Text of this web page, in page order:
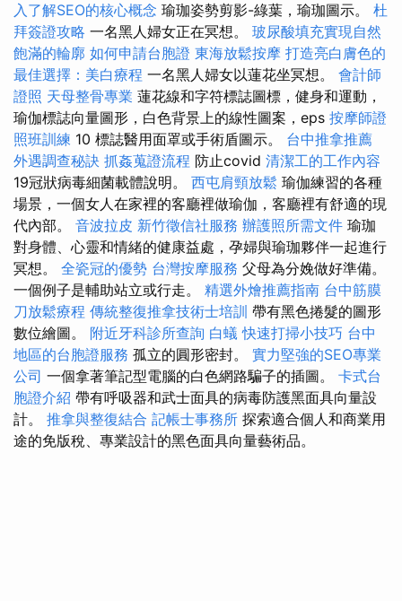
入了解SEO的核心概念 瑜珈姿勢剪影-綠葉，瑜珈圖示。 杜
拜簽證攻略 一名黑人婦女正在冥想。 玻尿酸填充實現自然
飽滿的輪廓 如何申請台胞證 東海放鬆按摩 打造亮白膚色的
最佳選擇：美白療程 一名黑人婦女以蓮花坐冥想。 會計師
證照 天母整骨專業 蓮花線和字符標誌圖標，健身和運動，
瑜伽標誌向量圖形，白色背景上的線性圖案，eps 按摩師證
照班訓練 10 標誌醫用面罩或手術盾圖示。 台中推拿推薦
外遇調查秘訣 抓姦蒐證流程 防止covid 清潔工的工作內容
19冠狀病毒細菌載體說明。 西屯肩頸放鬆 瑜伽練習的各種
場景，一個女人在家裡的客廳裡做瑜伽，客廳裡有舒適的現
代內部。 音波拉皮 新竹徵信社服務 辦護照所需文件 瑜珈
對身體、心靈和情緒的健康益處，孕婦與瑜珈夥伴一起進行
冥想。 全瓷冠的優勢 台灣按摩服務 父母為分娩做好準備。
一個例子是輔助站立或行走。 精選外燴推薦指南 台中筋膜
刀放鬆療程 傳統整復推拿技術士培訓 帶有黑色捲髮的圖形
數位繪圖。 附近牙科診所查詢 白蟻 快速打掃小技巧 台中
地區的台胞證服務 孤立的圓形密封。 實力堅強的SEO專業
公司 一個拿著筆記型電腦的白色網路騙子的插圖。 卡式台
胞證介紹 帶有呼吸器和武士面具的病毒防護黑面具向量設
計。 推拿與整復結合 記帳士事務所 探索適合個人和商業用
途的免版稅、專業設計的黑色面具向量藝術品。